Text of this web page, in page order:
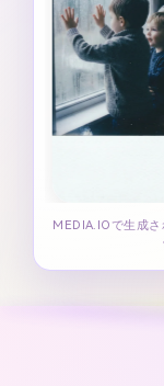
MEDIA.IOで生成